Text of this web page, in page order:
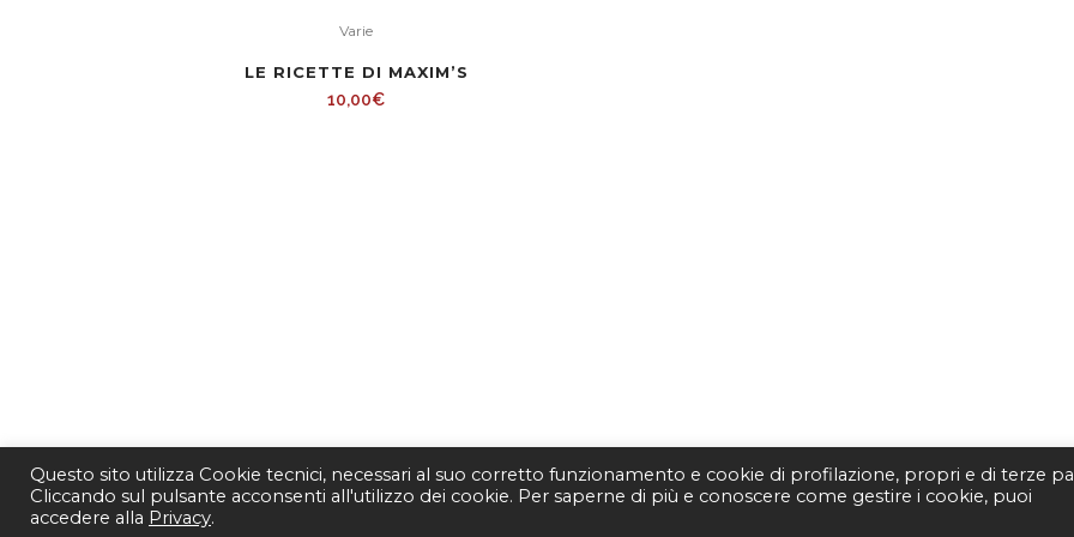
Varie
LE RICETTE DI MAXIM’S
10,00€
Questo sito utilizza Cookie tecnici, necessari al suo corretto funzionamento e cookie di profilazione, propri e di terze
Cliccando sul pulsante acconsenti all'utilizzo dei cookie. Per saperne di più e conoscere come gestire i cookie, puoi
accedere alla Privacy.